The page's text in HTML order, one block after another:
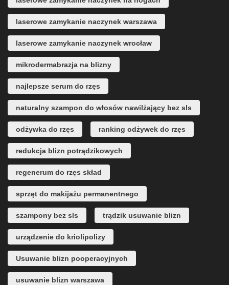
laserowe zamykanie naczynek warszawa
laserowe zamykanie naczynek wrocław
mikrodermabrazja na blizny
najlepsze serum do rzęs
naturalny szampon do włosów nawilżający bez sls
odżywka do rzęs ranking odżywek do rzęs
redukcja blizn potrądzikowych
regenerum do rzęs skład
sprzęt do makijażu permanentnego
szampony bez sls trądzik usuwanie blizn
urządzenie do kriolipolizy
Usuwanie blizn pooperacyjnych
usuwanie blizn warszawa